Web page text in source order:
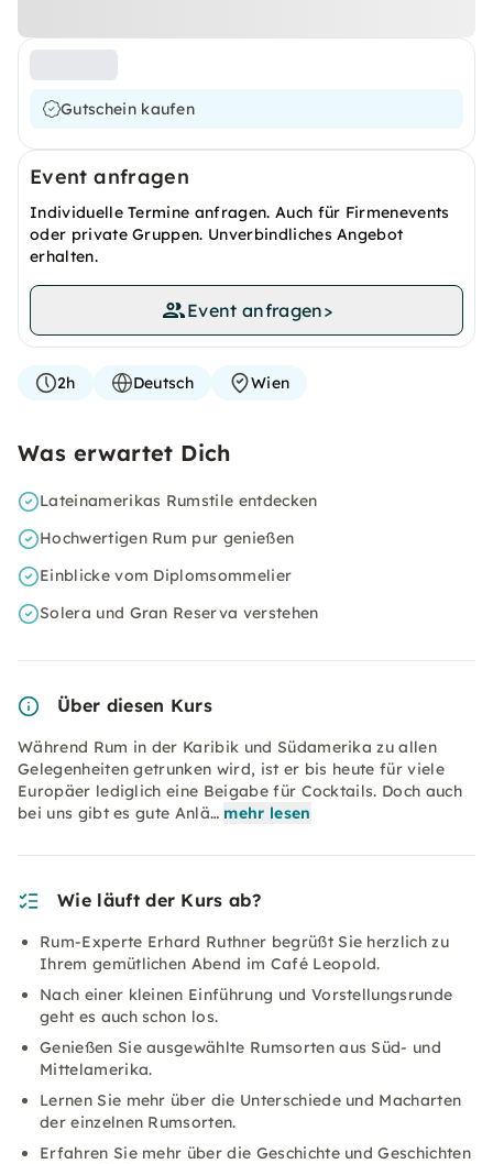
Gutschein kaufen
Event anfragen
Individuelle Termine anfragen. Auch für Firmenevents
oder private Gruppen. Unverbindliches Angebot
erhalten.
Event anfragen>
2h Deutsch Wien
Was erwartet Dich
Lateinamerikas Rumstile entdecken
Hochwertigen Rum pur genießen
Einblicke vom Diplomsommelier
Solera und Gran Reserva verstehen
Über diesen Kurs
Während Rum in der Karibik und Südamerika zu allen
Gelegenheiten getrunken wird, ist er bis heute für viele
Europäer lediglich eine Beigabe für Cocktails. Doch auch
bei uns gibt es gute Anlä… mehr lesen
Wie läuft der Kurs ab?
Rum-Experte Erhard Ruthner begrüßt Sie herzlich zu
Ihrem gemütlichen Abend im Café Leopold.
Nach einer kleinen Einführung und Vorstellungsrunde
geht es auch schon los.
Genießen Sie ausgewählte Rumsorten aus Süd- und
Mittelamerika.
Lernen Sie mehr über die Unterschiede und Macharten
der einzelnen Rumsorten.
Erfahren Sie mehr über die Geschichte und Geschichten